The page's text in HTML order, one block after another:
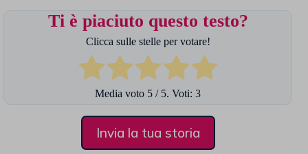
Ti è piaciuto questo testo?
Clicca sulle stelle per votare!
Media voto 5 / 5. Voti:3
Invia la tua storia